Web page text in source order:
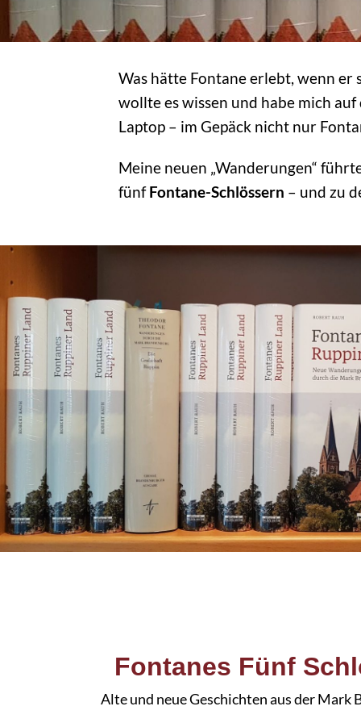
Was hätte Fontane erlebt, wenn
wollte es wissen und habe mich
Laptop – im Gepäck nicht nur
Meine neuen „Wanderungen“
fünfFontane-Schlössern – und zu
Fontanes Fünf
Alte und neue Geschichten aus der Mark